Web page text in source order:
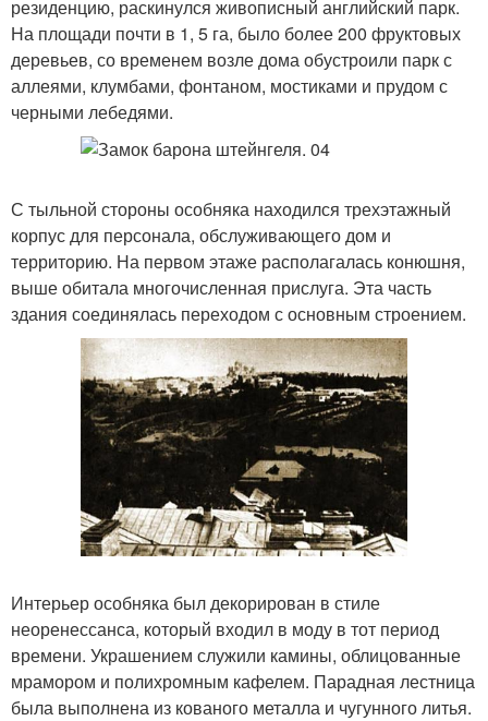
резиденцию, раскинулся живописный английский парк.
На площади почти в 1, 5 га, было более 200 фруктовых
деревьев, со временем возле дома обустроили парк с
аллеями, клумбами, фонтаном, мостиками и прудом с
черными лебедями.
С тыльной стороны особняка находился трехэтажный
корпус для персонала, обслуживающего дом и
территорию. На первом этаже располагалась конюшня,
выше обитала многочисленная прислуга. Эта часть
здания соединялась переходом с основным строением.
Интерьер особняка был декорирован в стиле
неоренессанса, который входил в моду в тот период
времени. Украшением служили камины, облицованные
мрамором и полихромным кафелем. Парадная лестница
была выполнена из кованого металла и чугунного литья.